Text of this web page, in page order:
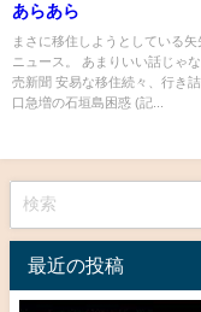
あらあら
まさに移住しようとしている矢
ニュース。 あまりいい話じゃ
売新聞 安易な移住続々、行き
口急増の石垣島困惑 (記...
最近の投稿